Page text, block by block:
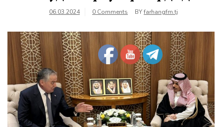
06.03.2024 0 Comments BYfarhangfm.tj